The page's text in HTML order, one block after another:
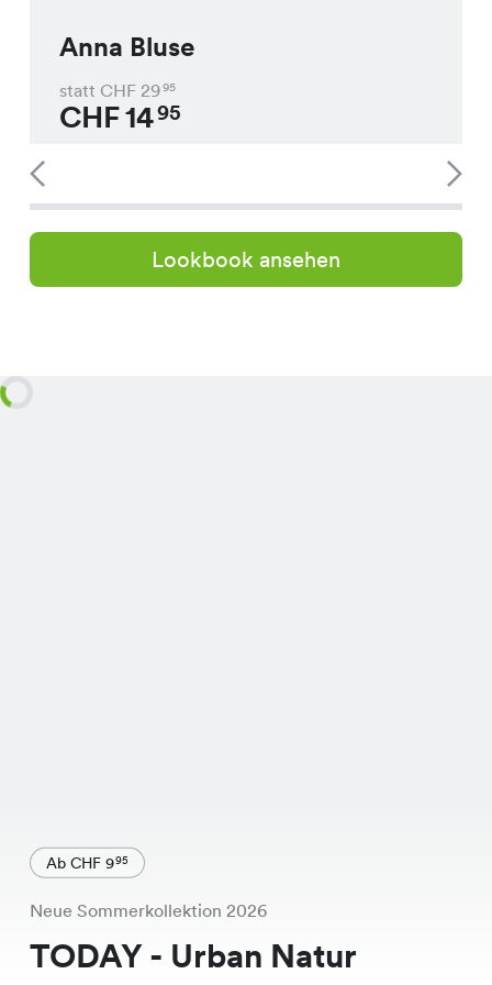
Anna Bluse
statt CHF 2995
CHF1495
Lookbook ansehen
Ab CHF 995
Neue Sommerkollektion 2026
TODAY - Urban Natur